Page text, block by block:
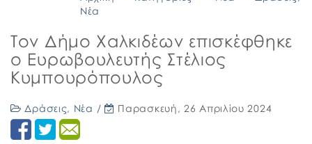
Νέα
Τον Δήμο Χαλκιδέων επισκέφθηκε
ο Ευρωβουλευτής Στέλιος
Κυμπουρόπουλος
Δράσεις, Νέα / Παρασκευή, 26 Απριλίου 2024